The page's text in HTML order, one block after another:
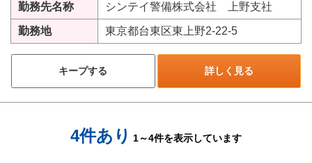
勤務先名称 シンテイ警備株式会社 上野支社
勤務地 東京都台東区東上野2-22-5
キープする 詳しく見る
4件あり 1～4件を表示しています